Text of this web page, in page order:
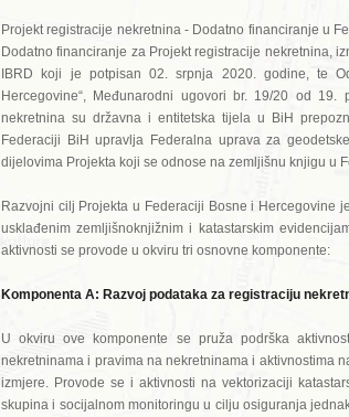
Projekt registracije nekretnina - Dodatno financiranje u
Dodatno financiranje za Projekt registracije nekretnina,
IBRD koji je potpisan 02. srpnja 2020. godine, te
Hercegovine“, Međunarodni ugovori br. 19/20 od
nekretnina su državna i entitetska tijela u BiH
Federaciji BiH upravlja Federalna uprava za
dijelovima Projekta koji se odnose na zemljišnu knjigu u
Razvojni cilj Projekta u Federaciji Bosne i Hercegovine
usklađenim zemljišnoknjižnim i katastarskim
aktivnosti se provode u okviru tri osnovne komponente:
Komponenta A: Razvoj podataka za registraciju
U okviru ove komponente se pruža podrška
nekretninama i pravima na nekretninama i aktivnostima
izmjere. Provode se i aktivnosti na vektorizaciji
skupina i socijalnom monitoringu u cilju osiguranja